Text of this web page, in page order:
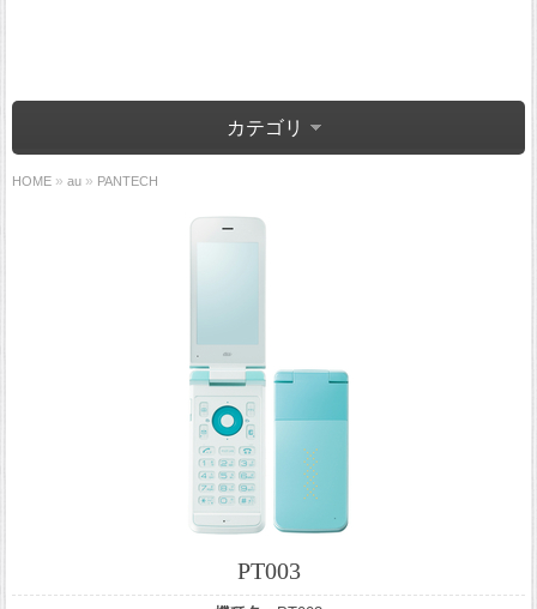
カテゴリ
HOME » au » PANTECH
PT003